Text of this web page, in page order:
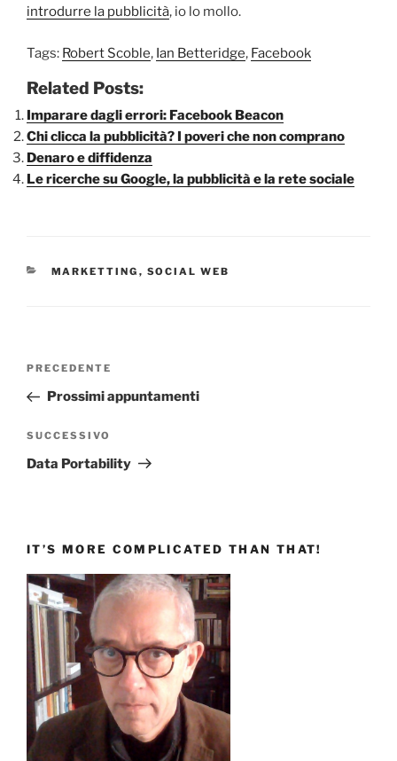
introdurre la pubblicità, io lo mollo.
Tags: Robert Scoble, Ian Betteridge, Facebook
Related Posts:
Imparare dagli errori: Facebook Beacon
Chi clicca la pubblicità? I poveri che non comprano
Denaro e diffidenza
Le ricerche su Google, la pubblicità e la rete sociale
CATEGORIE
MARKETTING , SOCIAL WEB
Navigazione
Articolo
precedente:
PRECEDENTE
Prossimi appuntamenti
Articolo
successivo
SUCCESSIVO
Data Portability
IT’S MORE COMPLICATED THAN THAT!